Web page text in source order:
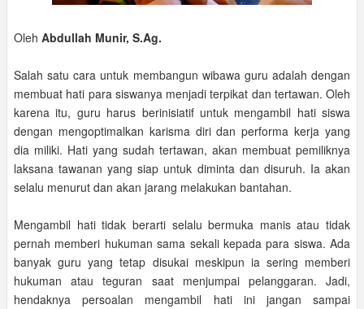
Oleh Abdullah Munir, S.Ag.
Salah satu cara untuk membangun wibawa guru adalah dengan
membuat hati para siswanya menjadi terpikat dan tertawan. Oleh
karena itu, guru harus berinisiatif untuk mengambil hati siswa
dengan mengoptimalkan karisma diri dan performa kerja yang
dia miliki. Hati yang sudah tertawan, akan membuat pemiliknya
laksana tawanan yang siap untuk diminta dan disuruh. Ia akan
selalu menurut dan akan jarang melakukan bantahan.
Mengambil hati tidak berarti selalu bermuka manis atau tidak
pernah memberi hukuman sama sekali kepada para siswa. Ada
banyak guru yang tetap disukai meskipun ia sering memberi
hukuman atau teguran saat menjumpai pelanggaran. Jadi,
hendaknya persoalan mengambil hati ini jangan sampai